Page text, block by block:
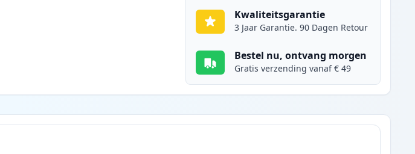
Kwaliteitsgarantie
3 Jaar Garantie. 90 Dagen Retour
Bestel nu, ontvang morgen
Gratis verzending vanaf € 49